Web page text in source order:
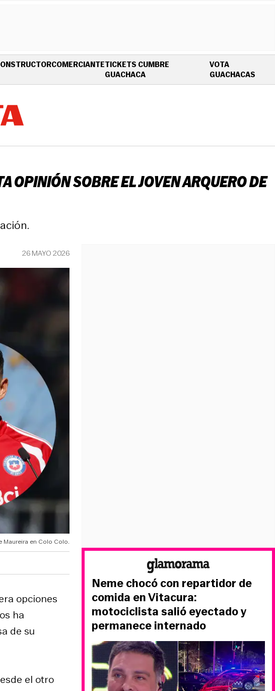
COMERCIANTETICKETS CUMBRE
GUACHACAOPENS IN NEW WINDOW
VOTA
GUACHACAS
OPINIÓN SOBRE EL JOVEN ARQUERO DE
26 MAYO 2026
Maureira en Colo Colo.
opciones
ha
de su
el otro
Neme chocó con repartidor de
comida en Vitacura:
motociclista salió eyectado y
permanece internado